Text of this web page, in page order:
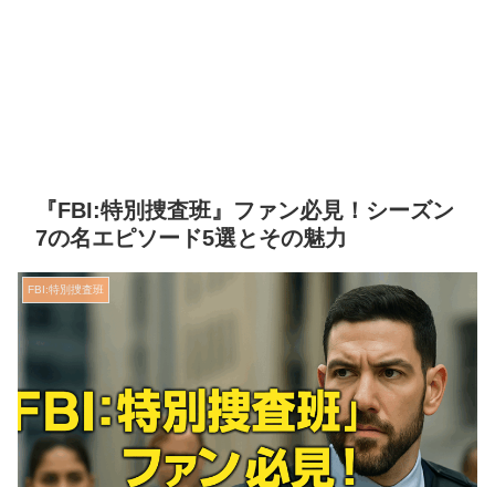
『FBI:特別捜査班』ファン必見！シーズン
7の名エピソード5選とその魅力
FBI:特別捜査班